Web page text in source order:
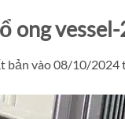
ong
bản vào08/10/2024